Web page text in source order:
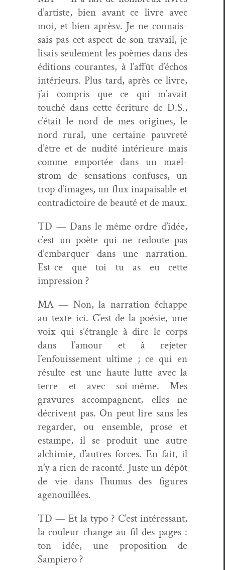
d’artiste, bien avant ce livre avec
moi, et bien aprèsv. Je ne con­nais­
sais pas cet aspect de son tra­vail, je
lisais seule­ment les poèmes dans des
édi­tions courantes, à l’affût d’échos
intérieurs. Plus tard, après ce livre,
j’ai com­pris que ce qui m’avait
touché dans cette écri­t­ure de D.S.,
c’était le nord de mes orig­ines, le
nord rur­al, une cer­taine pau­vreté
d’être et de nudité intérieure mais
comme emportée dans un mael­
strom de sen­sa­tions con­fus­es, un
trop d’images, un flux ina­pais­able et
con­tra­dic­toire de beauté et de maux.
TD — Dans le même ordre d’idée,
c’est un poète qui ne red­oute pas
d’embarquer dans une nar­ra­tion.
Est-ce que toi tu as eu cette
impression ?
MA — Non, la nar­ra­tion échappe
au texte ici. C’est de la poésie, une
voix qui s’étrangle à dire le corps
dans l’amour et à rejeter
l’enfouissement ultime ; ce qui en
résulte est une haute lutte avec la
terre et avec soi-même. Mes
gravures accom­pa­g­nent, elles ne
décrivent pas. On peut lire sans les
regarder, ou ensem­ble, prose et
estampe, il se pro­duit une autre
alchimie, d’autres forces. En fait, il
n’y a rien de racon­té. Juste un dépôt
de vie dans l’humus des fig­ures
agenouillées.
TD — Et la typo ? C’est intéres­sant,
la couleur change au fil des pages :
ton idée, une propo­si­tion de
Sampiero ?